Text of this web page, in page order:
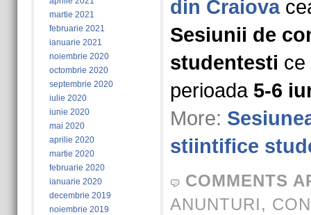
martie 2021
februarie 2021
ianuarie 2021
noiembrie 2020
octombrie 2020
septembrie 2020
iulie 2020
iunie 2020
mai 2020
aprilie 2020
martie 2020
februarie 2020
ianuarie 2020
decembrie 2019
noiembrie 2019
din Craiova
Sesiunii de
studentesti ce
perioada 5-6
More:
stiintifice
COMMENTS
ANUNTURI,